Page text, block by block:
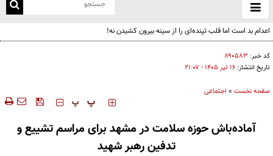
باز
و
اعدام بد است اما قلب تپنده‌ای را از سینه بیرون کشیدن نه!
کد خبر: ۸۹۰۵۸۳
تاریخ انتشار: ۱۶ تير ۱۴۰۵ - ۲۱:۰۷
صفحه نخست » اجتماعی
‍‍‍ پ پ
آماده‌باش حوزه سلامت در مشهد برای مراسم تشییع و
تدفین رهبر شهید